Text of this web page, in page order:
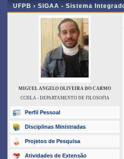
UFPB › SIGAA - Sistema
MIGUEL ANGELO OLIVEIRA DO CARMO
CCHLA - DEPARTAMENTO DE FILOSOFIA
Perfil Pessoal
Disciplinas Ministradas
Projetos de Pesquisa
Atividades de Extensão